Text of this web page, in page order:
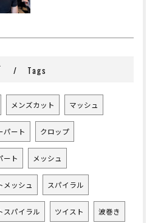
Tags
メンズカット マッシュ
パート クロップ
ート メッシュ
メッシュ スパイラル
スパイラル ツイスト 波巻き